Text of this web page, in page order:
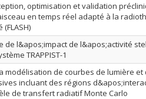
optimisation et validation
en temps réel adapté à la
(FLASH)
de l&apos;impact de l&apos;activité
TRAPPIST-1
modélisation de courbes de lumière
incluant des régions
de transfert radiatif Monte Carlo